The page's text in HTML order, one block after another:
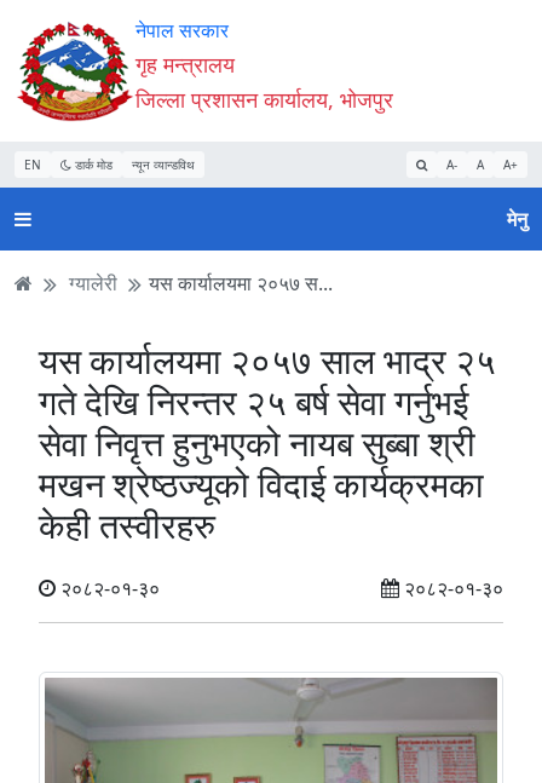
Accessibility
Mode
सुरु
गर्नुहोस्
सामाग्री
पढ्नुहाेस्
नेभिगेसन
पढ्नुहाेस्
वेबसाइट
खोजमा
जानुहोस्
नेपाल सरकार
गृह मन्त्रालय
जिल्ला प्रशासन कार्यालय, भोजपुर
EN डार्क मोड न्यून व्यान्डविथ A- A A+
मेनु
ग्यालेरी यस कार्यालयमा २०५७ स...
यस कार्यालयमा २०५७ साल भाद्र २५
गते देखि निरन्तर २५ बर्ष सेवा गर्नुभई
सेवा निवृत्त हुनुभएको नायब सुब्बा श्री
मखन श्रेष्ठज्यूको विदाई कार्यक्रमका
केही तस्वीरहरु
२०८२-०१-३० २०८२-०१-३०